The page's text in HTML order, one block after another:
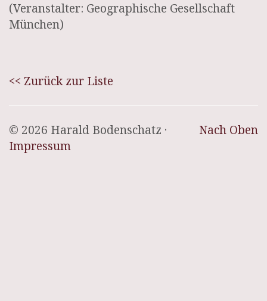
(Veranstalter: Geographische Gesellschaft
München)
<< Zurück zur Liste
Nach Oben
© 2026 Harald Bodenschatz ·
Impressum